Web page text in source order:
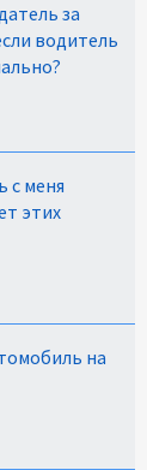
за
водитель
с меня
этих
на